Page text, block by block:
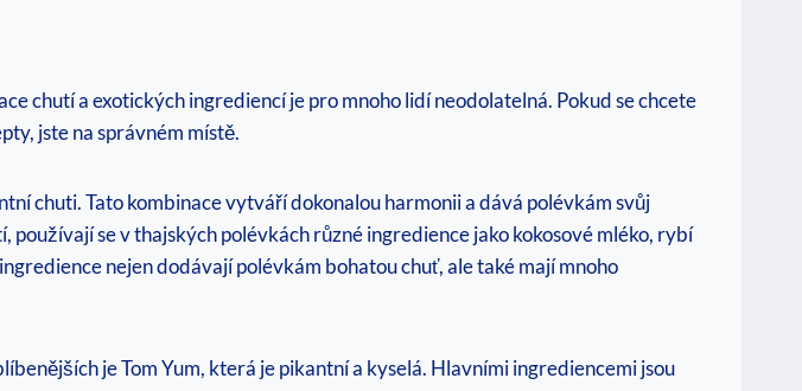
chutí a exotických ingrediencí je pro mnoho lidí neodolatelná. Pokud se chcete
jste na správném místě.
chuti. Tato kombinace vytváří dokonalou harmonii a dává polévkám svůj
se v thajských polévkách různé ingredience jako kokosové mléko, rybí
nejen dodávají polévkám bohatou chuť, ale také mají mnoho
je Tom Yum, která je pikantní a kyselá. Hlavními ingrediencemi jsou